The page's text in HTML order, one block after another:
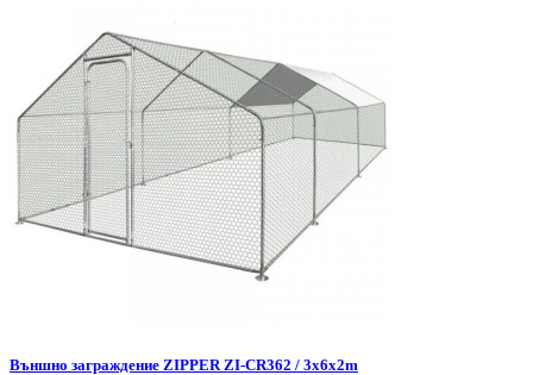
Външно заграждение ZIPPER ZI-CR362 / 3x6x2m